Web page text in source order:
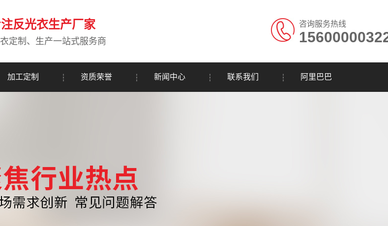
反光衣生产厂家
定制、生产一站式服务商
咨询服务热线
加工定制 资质荣誉 新闻中心 联系我们 阿里巴巴